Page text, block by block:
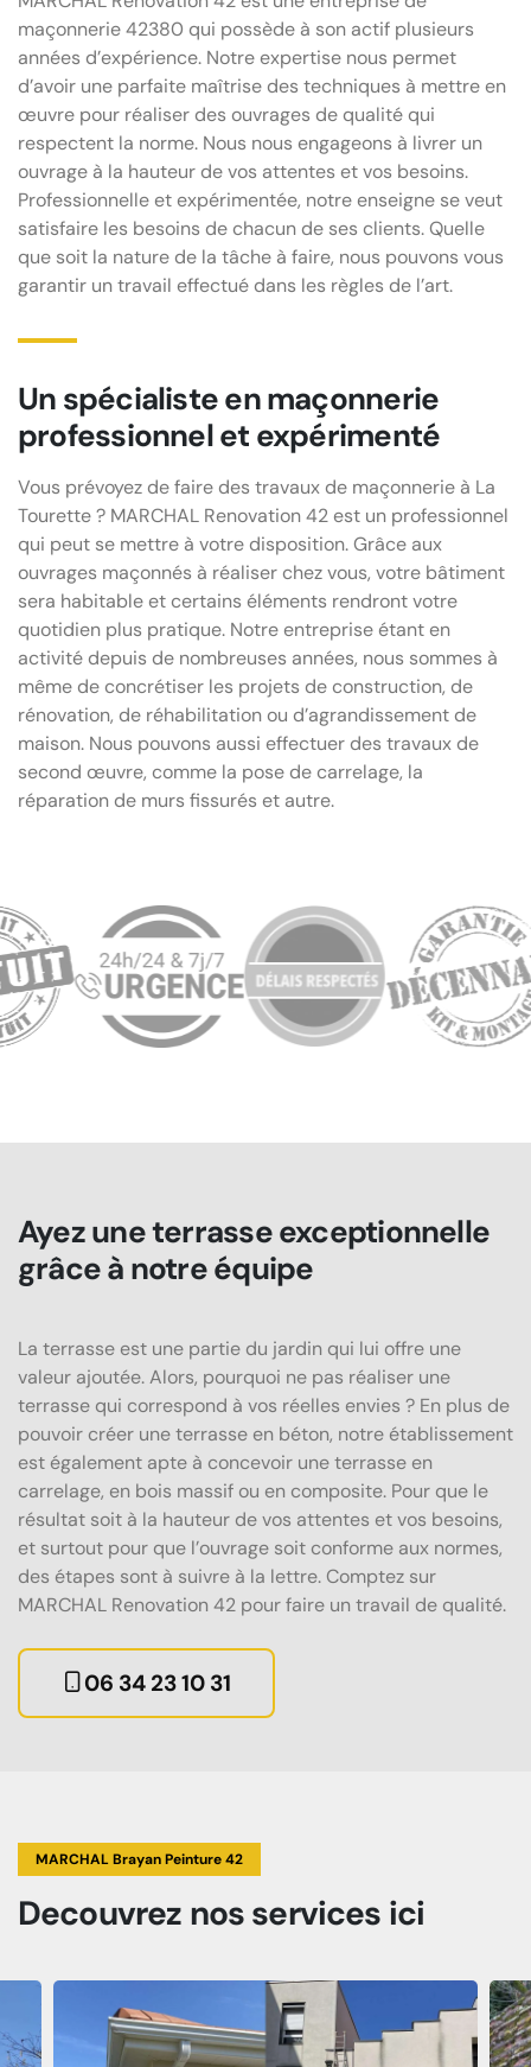
maçonnerie 42380 qui possède à son actif plusieurs
années d’expérience. Notre expertise nous permet
d’avoir une parfaite maîtrise des techniques à mettre en
œuvre pour réaliser des ouvrages de qualité qui
respectent la norme. Nous nous engageons à livrer un
ouvrage à la hauteur de vos attentes et vos besoins.
Professionnelle et expérimentée, notre enseigne se veut
satisfaire les besoins de chacun de ses clients. Quelle
que soit la nature de la tâche à faire, nous pouvons vous
garantir un travail effectué dans les règles de l’art.
Un spécialiste en maçonnerie
professionnel et expérimenté
Vous prévoyez de faire des travaux de maçonnerie à La
Tourette ? MARCHAL Renovation 42 est un professionnel
qui peut se mettre à votre disposition. Grâce aux
ouvrages maçonnés à réaliser chez vous, votre bâtiment
sera habitable et certains éléments rendront votre
quotidien plus pratique. Notre entreprise étant en
activité depuis de nombreuses années, nous sommes à
même de concrétiser les projets de construction, de
rénovation, de réhabilitation ou d’agrandissement de
maison. Nous pouvons aussi effectuer des travaux de
second œuvre, comme la pose de carrelage, la
réparation de murs fissurés et autre.
Ayez une terrasse exceptionnelle
grâce à notre équipe
La terrasse est une partie du jardin qui lui offre une
valeur ajoutée. Alors, pourquoi ne pas réaliser une
terrasse qui correspond à vos réelles envies ? En plus de
pouvoir créer une terrasse en béton, notre établissement
est également apte à concevoir une terrasse en
carrelage, en bois massif ou en composite. Pour que le
résultat soit à la hauteur de vos attentes et vos besoins,
et surtout pour que l’ouvrage soit conforme aux normes,
des étapes sont à suivre à la lettre. Comptez sur
MARCHAL Renovation 42 pour faire un travail de qualité.
06 34 23 10 31
MARCHAL Brayan Peinture 42
Decouvrez nos services ici